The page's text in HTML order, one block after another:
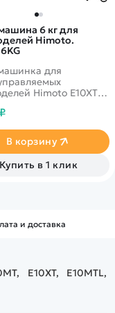
6 кг для
Himoto.
для
Himoto E10XTL,
Опция для Himoto
5101BL, 3101BL.
В корзину
Купить в 1 клик
и доставка
E10XT, E10MTL,